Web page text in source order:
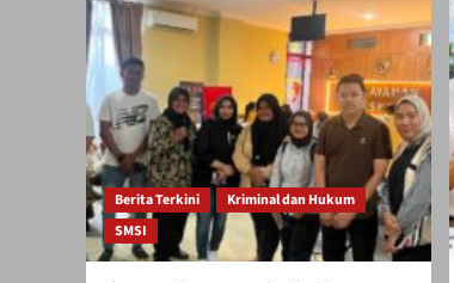
Berita Terkini
Kriminal dan Hukum
SMSI